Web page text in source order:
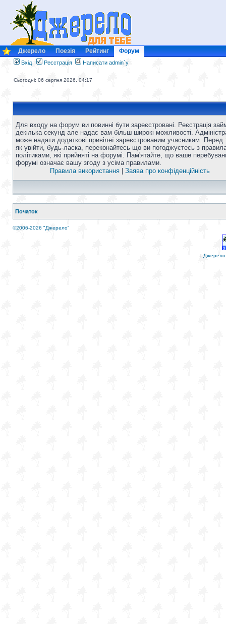
Джерело Поезія Рейтинг Форум
Вхід Реєстрація Написати admin`у
Сьогодні: 06 серпня 2026, 04:17
Для входу на форум ви повинні бути зареєстровані. Реєстрація
декілька секунд але надає вам більш широкі можливості.
може надати додаткові привілеї зареєстрованим учасникам. Перед
як увійти, будь-ласка, переконайтесь що ви погоджуєтесь з
політиками, які прийняті на форумі. Пам'ятайте, що ваше
форумі означає вашу згоду з усіма правилами.
Правила використання
Заява про конфіденційність
Початок
©2006-2026 "Джерело"
| Джерело